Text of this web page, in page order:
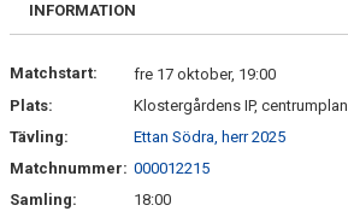
INFORMATION
Matchstart:
fre 17 oktober, 19:00
Plats:
Klostergårdens IP, centrumplan
Tävling:
Ettan Södra, herr 2025
Matchnummer: 000012215
Samling:
18:00